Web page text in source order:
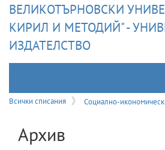
ВЕЛИКОТЪРНОВСКИ
КИРИЛ И МЕТОДИЙ" -
ИЗДАТЕЛСТВО
Всички списания Социално-
Архив